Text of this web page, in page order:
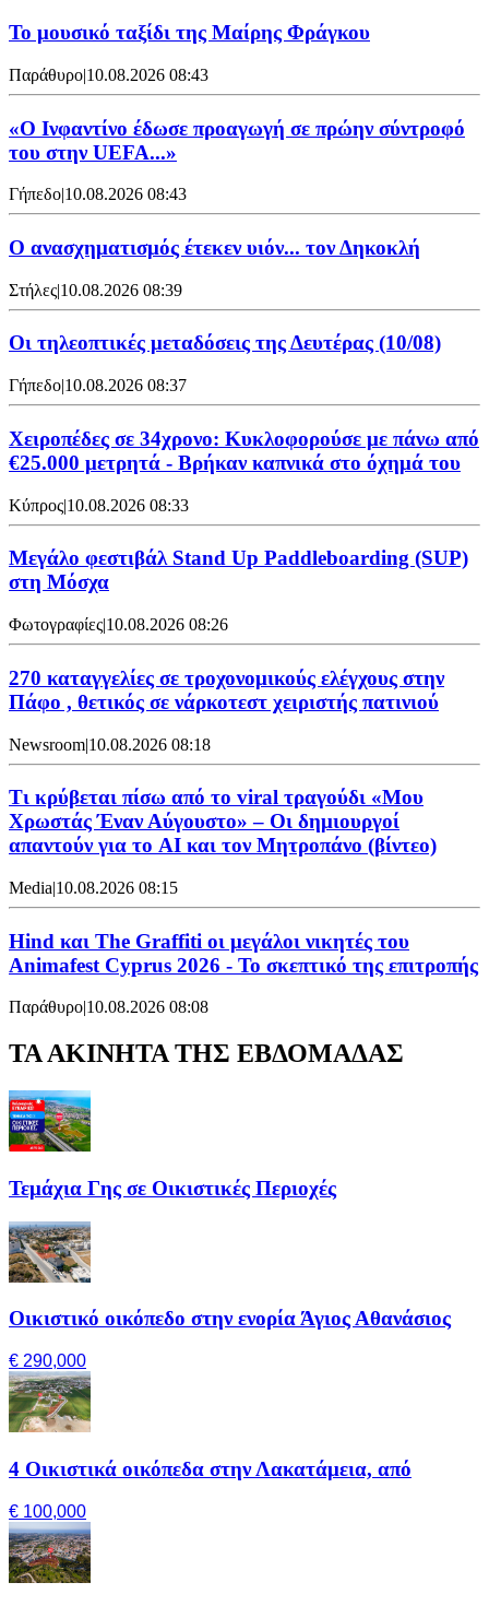
Το μουσικό ταξίδι της Μαίρης Φράγκου
Παράθυρο|10.08.2026 08:43
«Ο Ινφαντίνο έδωσε προαγωγή σε πρώην σύντροφό
του στην UEFA...»
Γήπεδο|10.08.2026 08:43
Ο ανασχηματισμός έτεκεν υιόν... τον Δηκοκλή
Στήλες|10.08.2026 08:39
Οι τηλεοπτικές μεταδόσεις της Δευτέρας (10/08)
Γήπεδο|10.08.2026 08:37
Χειροπέδες σε 34χρονο: Κυκλοφορούσε με πάνω από
€25.000 μετρητά - Βρήκαν καπνικά στο όχημά του
Κύπρος|10.08.2026 08:33
Μεγάλο φεστιβάλ Stand Up Paddleboarding (SUP)
στη Μόσχα
Φωτογραφίες|10.08.2026 08:26
270 καταγγελίες σε τροχονομικούς ελέγχους στην
Πάφο , θετικός σε νάρκοτεστ χειριστής πατινιού
Newsroom|10.08.2026 08:18
Τι κρύβεται πίσω από το viral τραγούδι «Μου
Χρωστάς Έναν Αύγουστο» – Οι δημιουργοί
απαντούν για το AI και τον Μητροπάνο (βίντεο)
Media|10.08.2026 08:15
Hind και The Graffiti οι μεγάλοι νικητές του
Animafest Cyprus 2026 - Το σκεπτικό της επιτροπής
Παράθυρο|10.08.2026 08:08
ΤΑ ΑΚΙΝΗΤΑ ΤΗΣ ΕΒΔΟΜΑΔΑΣ
Τεμάχια Γης σε Οικιστικές Περιοχές
Οικιστικό οικόπεδο στην ενορία Άγιος Αθανάσιος
€ 290,000
4 Οικιστικά οικόπεδα στην Λακατάμεια, από
€ 100,000